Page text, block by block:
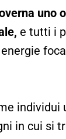
uno
e tutti i
individui
in cui si